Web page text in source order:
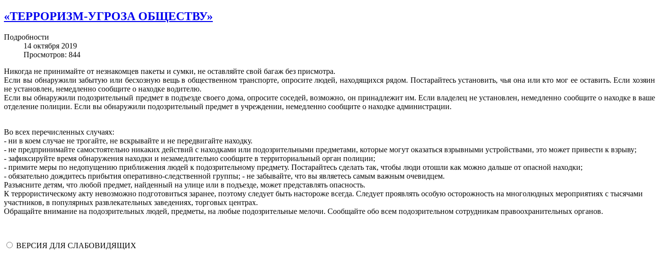
«ТЕРРОРИЗМ-УГРОЗА ОБЩЕСТВУ»
Подробности
14 октября 2019
Просмотров: 844
Никогда не принимайте от незнакомцев пакеты и сумки, не оставляйте свой багаж без присмотра.
Если вы обнаружили забытую или бесхозную вещь в общественном транспорте, опросите людей, находящихся рядом. Постарайтесь установить, чья она или кто мог ее оставить. Если хозяин
не установлен, немедленно сообщите о находке водителю.
Если вы обнаружили подозрительный предмет в подъезде своего дома, опросите соседей, возможно, он принадлежит им. Если владелец не установлен, немедленно сообщите о находке в ваше
отделение полиции. Если вы обнаружили подозрительный предмет в учреждении, немедленно сообщите о находке администрации.
Во всех перечисленных случаях:
- ни в коем случае не трогайте, не вскрывайте и не передвигайте находку.
- не предпринимайте самостоятельно никаких действий с находками или подозрительными предметами, которые могут оказаться взрывными устройствами, это может привести к взрыву;
- зафиксируйте время обнаружения находки и незамедлительно сообщите в территориальный орган полиции;
- примите меры по недопущению приближения людей к подозрительному предмету. Постарайтесь сделать так, чтобы люди отошли как можно дальше от опасной находки;
- обязательно дождитесь прибытия оперативно-следственной группы; - не забывайте, что вы являетесь самым важным очевидцем.
Разъясните детям, что любой предмет, найденный на улице или в подъезде, может представлять опасность.
К террористическому акту невозможно подготовиться заранее, поэтому следует быть настороже всегда. Следует проявлять особую осторожность на многолюдных мероприятиях с тысячами
участников, в популярных развлекательных заведениях, торговых центрах.
Обращайте внимание на подозрительных людей, предметы, на любые подозрительные мелочи. Сообщайте обо всем подозрительном сотрудникам правоохранительных органов.
ВЕРСИЯ ДЛЯ СЛАБОВИДЯЩИХ